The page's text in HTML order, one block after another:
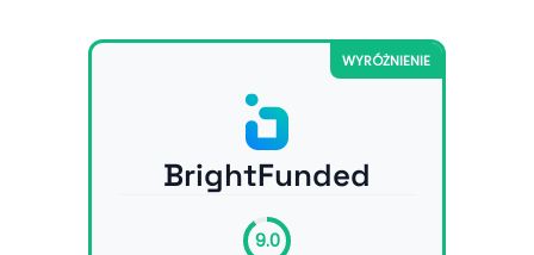
WYRÓŻNIENIE
BrightFunded
9.0